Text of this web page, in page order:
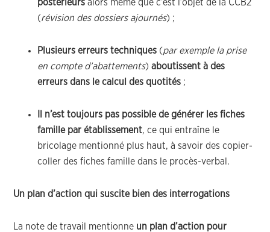
postérieurs alors même que c’est l’objet de la CCB2
(révision des dossiers ajournés) ;
Plusieurs erreurs techniques (par exemple la prise
en compte d’abattements)aboutissent à des
erreurs dans le calcul des quotités ;
Il n’est toujours pas possible de générer les fiches
famille par établissement, ce qui entraîne le
bricolage mentionné plus haut, à savoir des copier-
coller des fiches famille dans le procès-verbal.
Un plan d’action qui suscite bien des interrogations
La note de travail mentionne un plan d’action pour